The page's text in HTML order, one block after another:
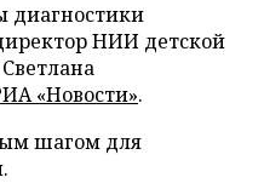
диагностики
НИИ детской
«Новости».
шагом для